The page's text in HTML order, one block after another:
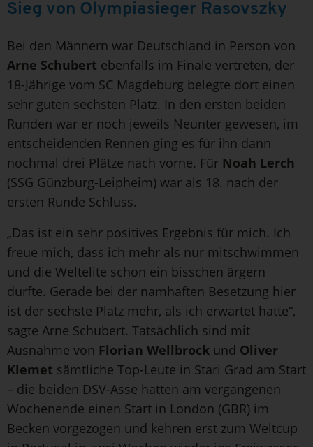
Sieg von Olympiasieger Rasovszky
Bei den Männern war Deutschland in Person von
Arne Schubert ebenfalls im Finale vertreten, der
18-Jährige vom SC Magdeburg belegte dort einen
sehr guten sechsten Platz. In den ersten beiden
Runden war er noch jeweils Neunter gewesen, im
entscheidenden Rennen ging es für ihn dann
nochmal drei Plätze nach vorne. Für Noah Lerch
(SSG Günzburg-Leipheim) war als 18. nach der
ersten Runde Schluss.
„Das ist ein sehr positives Ergebnis für mich. Ich
freue mich, dass ich mehr als nur mitschwimmen
und die Weltelite schon ein bisschen ärgern
durfte. Gerade bei der namhaften Besetzung hier
ist der sechste Platz mehr, als ich erwartet hatte“,
sagte Arne Schubert. Tatsächlich sind mit
Ausnahme von Florian Wellbrock und Oliver
Klemet sämtliche Top-Leute in Stari Grad am Start
– die beiden DSV-Asse hatten am vergangenen
Wochenende einen Start in London (GBR) im
Becken vorgezogen und kehren erst zum Weltcup